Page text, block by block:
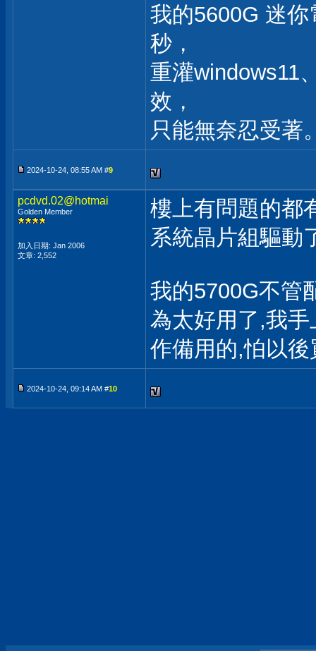
我的5600G 迷
秒，
重灌windows11
效，
只能無奈忍受著
2024-10-24, 08:55 AM #9
pcdvd.02@hotmai
Golden Member
加入日期: Jan 2006
文章: 2,552
樓上有問題的都
系統晶片組驅動
我的5700G不管
為太好用了,我
作備用的,怕以後
2024-10-24, 09:14 AM #10